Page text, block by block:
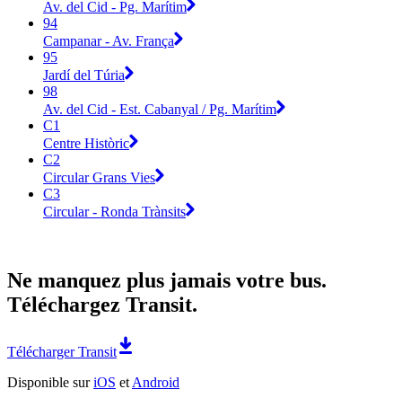
Av. del Cid - Pg. Marítim
94
Campanar - Av. França
95
Jardí del Túria
98
Av. del Cid - Est. Cabanyal / Pg. Marítim
C1
Centre Històric
C2
Circular Grans Vies
C3
Circular - Ronda Trànsits
Ne manquez plus jamais votre bus.
Téléchargez Transit.
Télécharger Transit
Disponible suriOS et Android